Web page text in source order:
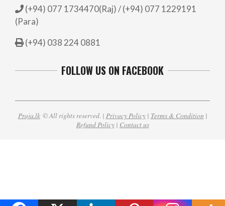
(+94) 077 1734470(Raj) / (+94) 077 1229191
(Para)
(+94) 038 224 0881
FOLLOW US ON FACEBOOK
Praja.lk© All rights reserved. | Privacy Policy| Terms & Condition |
Refund Policy| Contact us